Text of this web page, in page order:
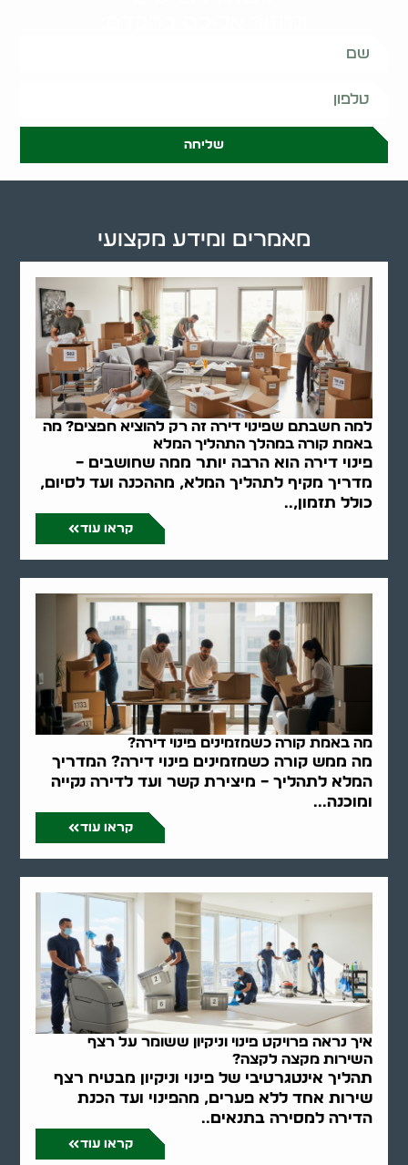
שליחה
למה חשבתם שפינוי דירה זה רק להוציא חפצים? מה
באמת קורה במהלך התהליך המלא
פינוי דירה הוא הרבה יותר ממה שחושבים –
מדריך מקיף לתהליך המלא, מההכנה ועד לסיום,
כולל תזמון,..
קראו עוד
מה באמת קורה כשמזמינים פינוי דירה?
מה ממש קורה כשמזמינים פינוי דירה? המדריך
המלא לתהליך – מיצירת קשר ועד לדירה נקייה
ומוכנה...
קראו עוד
איך נראה פרויקט פינוי וניקיון ששומר על רצף
השירות מקצה לקצה?
תהליך אינטגרטיבי של פינוי וניקיון מבטיח רצף
שירות אחד ללא פערים, מהפינוי ועד הכנת
הדירה למסירה בתנאים..
קראו עוד
מאמרים ומידע מקצועי